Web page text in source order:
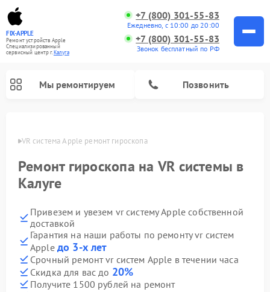
FIX-APPLE
Ремонт устройств Apple
Специализированный
cервисный центр г.Калуга
+7 (800) 301-55-83
Ежедневно, с 10:00 до 20:00
+7 (800) 301-55-83
Звонок бесплатный по РФ
Мы ремонтируем Позвонить
VR система Apple ремонт гироскопа
Ремонт гироскопа на VR системы в
Калуге
Привезем и увезем vr систему Apple собственной
доставкой
Гарантия на наши работы по ремонту vr систем
Apple до 3-х лет
Срочный ремонт vr систем Apple в течении часа
Скидка для вас до 20%
Получите 1500 рублей на ремонт